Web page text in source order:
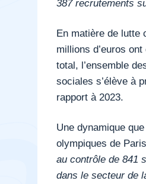
387 recrutements
En matière de lutte
millions d’euros
total, l’ensemble
sociales s’élève à
rapport à 2023.
Une dynamique
olympiques de
au contrôle de 841
dans le secteur de